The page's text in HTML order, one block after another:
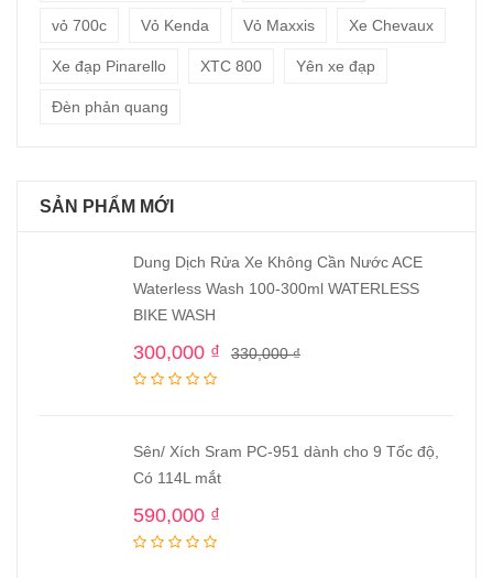
vỏ 700c Vỏ Kenda Vỏ Maxxis Xe Chevaux
Xe đạp Pinarello XTC 800 Yên xe đạp
Đèn phản quang
SẢN PHẨM MỚI
Dung Dịch Rửa Xe Không Cần Nước ACE
Waterless Wash 100-300ml WATERLESS
BIKE WASH
330,000₫
300,000 ₫
Sên/ Xích Sram PC-951 dành cho 9 Tốc độ,
Có 114L mắt
590,000 ₫